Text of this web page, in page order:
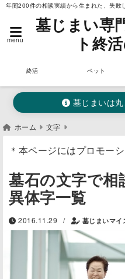
年間200件の相談実績から生まれた、失敗
menu
墓じまい専
ト終
終活 ペット
墓じまいは
ホーム 文字
＊本ページにはプロモー
墓石の文字で相
異体字一覧
2016.11.29 / 墓じまいマイ